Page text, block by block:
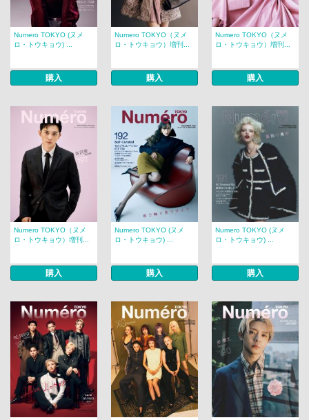
Numero TOKYO (ヌメ
ロ・トウキョウ) ...
購入
Numero TOKYO（ヌメ
ロ・トウキョウ）増刊...
購入
Numero TOKYO（ヌメ
ロ・トウキョウ）増刊...
購入
Numero TOKYO（ヌメ
ロ・トウキョウ）増刊...
購入
Numero TOKYO (ヌメ
ロ・トウキョウ) ...
購入
Numero TOKYO (ヌメ
ロ・トウキョウ) ...
購入